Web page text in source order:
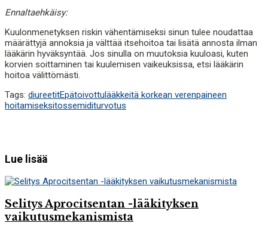
Ennaltaehkäisy:
Kuulonmenetyksen riskin vähentämiseksi sinun tulee noudattaa
määrättyjä annoksia ja välttää itsehoitoa tai lisätä annosta ilman
lääkärin hyväksyntää. Jos sinulla on muutoksia kuuloasi, kuten
korvien soittaminen tai kuulemisen vaikeuksissa, etsi lääkärin
hoitoa välittömästi.
Tags: diureetitEpätoivottulääkkeitä korkean verenpaineen
hoitamiseksitossemiditurvotus
Lue lisää
Selitys Aprocitsentan -lääkityksen
vaikutusmekanismista